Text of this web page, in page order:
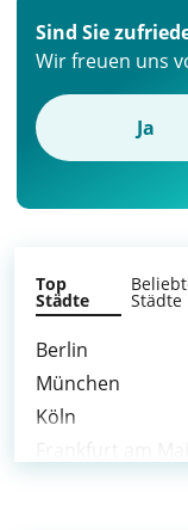
Sind Sie
Wir freuen uns
Ja
Top
Städte Städte
Berlin
München
Köln